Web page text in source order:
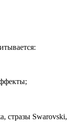
стразы Swarovski,